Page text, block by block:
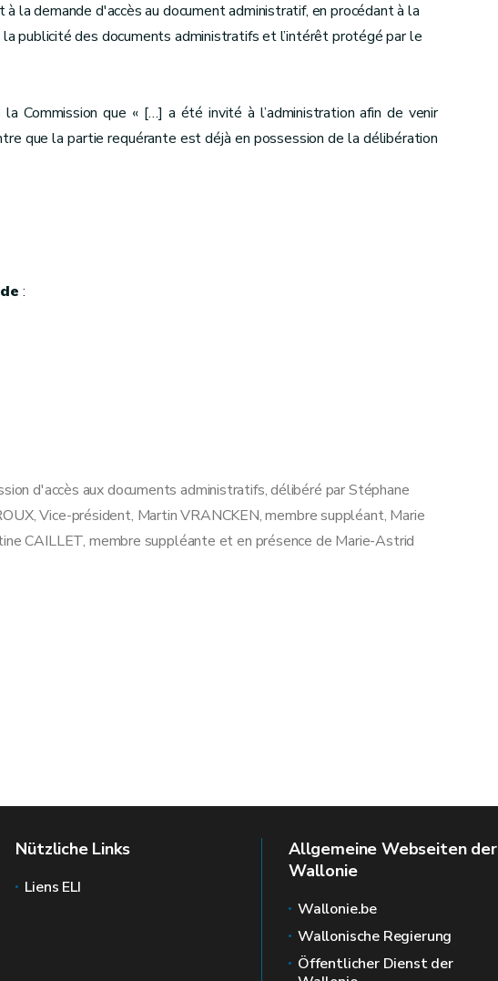
la demande d'accès au document administratif, en procédant à la
publicité des documents administratifs et l’intérêt protégé par le
la Commission que « […] a été invité à l’administration afin de venir
que la partie requérante est déjà en possession de la délibération
:
d'accès aux documents administratifs, délibéré par Stéphane
Vice-président, Martin VRANCKEN, membre suppléant, Marie
CAILLET, membre suppléante et en présence de Marie-Astrid
Nützliche Links
Liens ELI
Allgemeine Webseiten der
Wallonie
Wallonie.be
Wallonische Regierung
Öffentlicher Dienst der